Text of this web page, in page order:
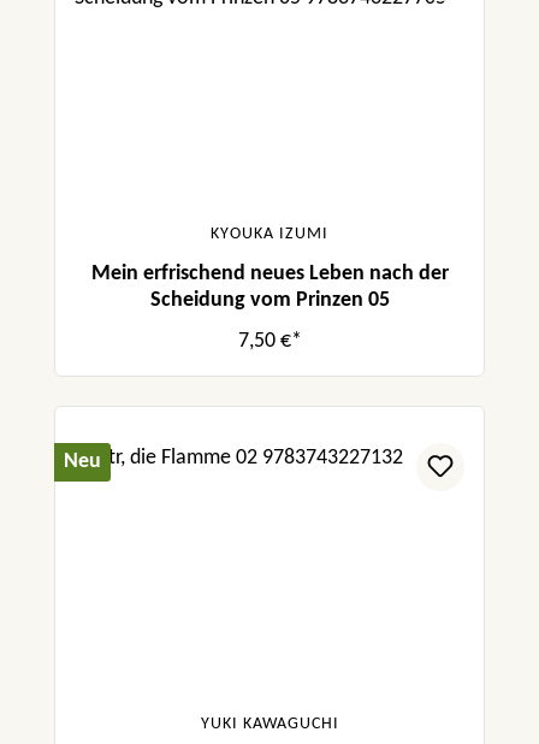
KYOUKA IZUMI
Mein erfrischend neues Leben nach der
Scheidung vom Prinzen 05
7,50 €*
Neu
YUKI KAWAGUCHI